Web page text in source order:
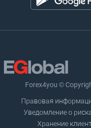
Forex4you ©
Правовая
Уведомление о
Хранение